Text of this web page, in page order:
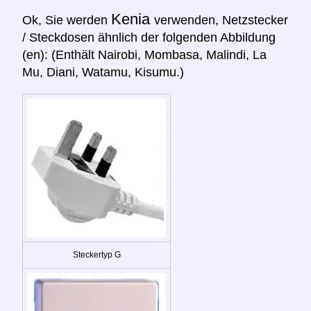
Ok, Sie werden Kenia verwenden, Netzstecker
/ Steckdosen ähnlich der folgenden Abbildung
(en): (Enthält Nairobi, Mombasa, Malindi, La
Mu, Diani, Watamu, Kisumu.)
Steckertyp G